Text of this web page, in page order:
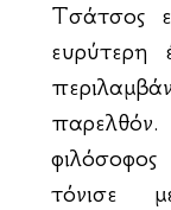
Τσάτσος
ευρύτερη
τόνισε